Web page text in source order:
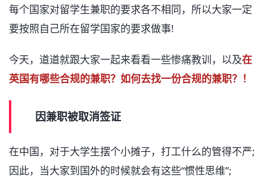
每个国家对留学生兼职的要求各不相同，所以大家一定
要按照自己所在留学国家的要求做事!
今天，道道就跟大家一起来看看一些惨痛教训，以及在
英国有哪些合规的兼职？如何去找一份合规的兼职？！
因兼职被取消签证
在中国，对于大学生摆个小摊子，打工什么的管得不严;
因此，当大家到国外的时候就会有这些“惯性思维”;